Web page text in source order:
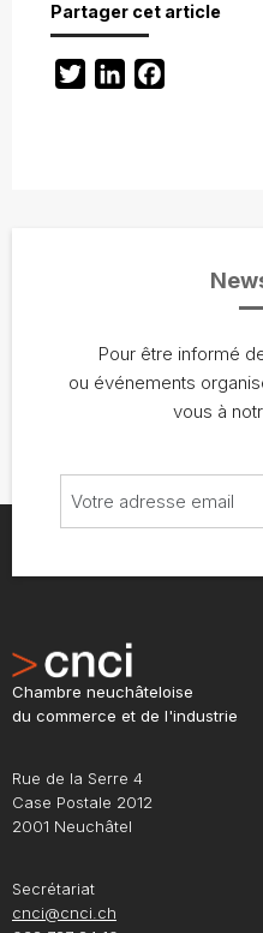
Partager cet article
TwitterLinkedIn
Pour être informé
ou événements
vous à
Chambre neuchâteloise
du commerce et de l'industrie
Rue de la Serre 4
Case Postale 2012
2001 Neuchâtel
Secrétariat
cnci@cnci.ch